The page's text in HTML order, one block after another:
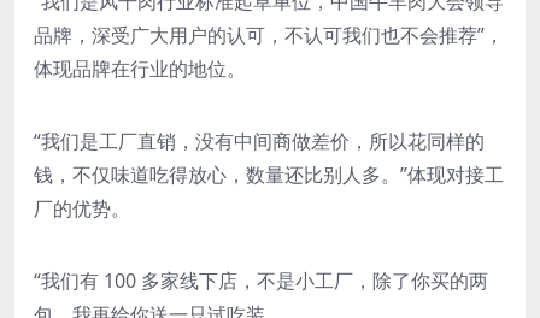
品牌，深受广大用户的认可，不认可我们也不会推荐”，
体现品牌在行业的地位。
“我们是工厂直销，没有中间商做差价，所以花同样的
钱，不仅味道吃得放心，数量还比别人多。”体现对接工
厂的优势。
“我们有 100 多家线下店，不是小工厂，除了你买的两